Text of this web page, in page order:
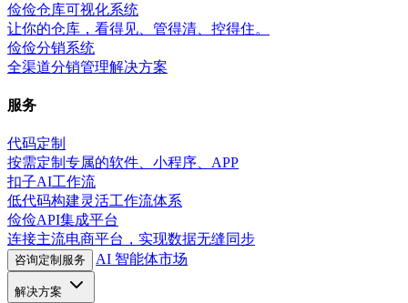
俭俭仓库可视化系统
让你的仓库，看得见、管得清、控得住。
俭俭分销系统
全渠道分销管理解决方案
服务
代码定制
按需定制专属的软件、小程序、APP
扣子AI工作流
低代码构建灵活工作流体系
俭俭API集成平台
连接主流电商平台，实现数据无缝同步
咨询定制服务 AI 智能体市场
解决方案